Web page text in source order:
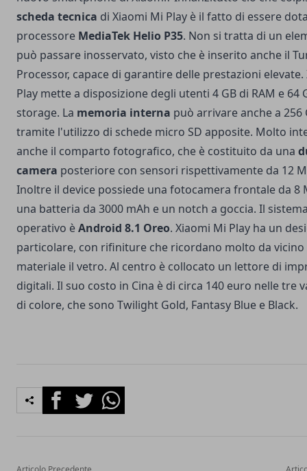
scheda tecnica di Xiaomi Mi Play è il fatto di essere
processore MediaTek Helio P35. Non si tratta di un
può passare inosservato, visto che è inserito anche il
Processor, capace di garantire delle prestazioni elevate.
Play mette a disposizione degli utenti 4 GB di RAM e 64
storage. La memoria interna può arrivare anche a 256
tramite l'utilizzo di schede micro SD apposite. Molto
anche il comparto fotografico, che è costituito da una
camera posteriore con sensori rispettivamente da 12
Inoltre il device possiede una fotocamera frontale da 8
una batteria da 3000 mAh e un notch a goccia. Il
operativo èAndroid 8.1 Oreo. Xiaomi Mi Play ha un
particolare, con rifiniture che ricordano molto da vicino
materiale il vetro. Al centro è collocato un lettore di
digitali. Il suo costo in Cina è di circa 140 euro nelle tre
di colore, che sono Twilight Gold, Fantasy Blue e Black.
FacebookTwitterWhatsapp